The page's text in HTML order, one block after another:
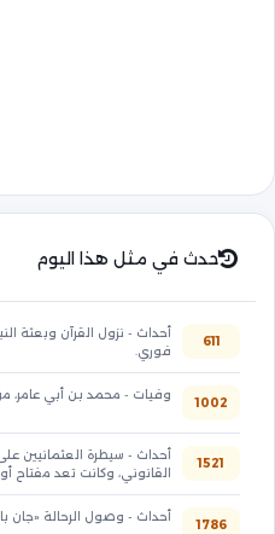
حدث في مثل هذا اليوم
611
أحداث - نزول القرآن وبعثة
فوري.
1002
وفيات - محمد بن أبي عامر،
1521
أحداث - سيطرة العثمانيين
القانوني، وكانت تعد مفتاح
1786
أحداث - وصول الرحالة «جان